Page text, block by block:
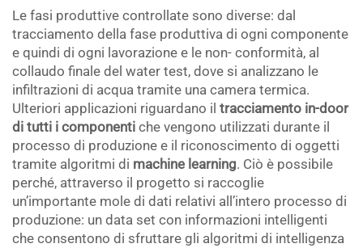
Le fasi produttive controllate sono diverse: dal
tracciamento della fase produttiva di ogni componente
e quindi di ogni lavorazione e le non- conformità, al
collaudo finale del water test, dove si analizzano le
infiltrazioni di acqua tramite una camera termica.
Ulteriori applicazioni riguardano il tracciamento in-door
di tutti i componenti che vengono utilizzati durante il
processo di produzione e il riconoscimento di oggetti
tramite algoritmi di machine learning. Ciò è possibile
perché, attraverso il progetto si raccoglie
un’importante mole di dati relativi all’intero processo di
produzione: un data set con informazioni intelligenti
che consentono di sfruttare gli algoritmi di intelligenza